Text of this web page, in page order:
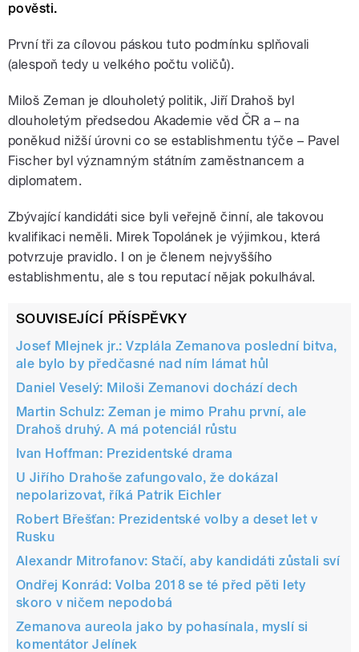
pověsti.
První tři za cílovou páskou tuto podmínku splňovali
(alespoň tedy u velkého počtu voličů).
Miloš Zeman je dlouholetý politik, Jiří Drahoš byl
dlouholetým předsedou Akademie věd ČR a – na
poněkud nižší úrovni co se establishmentu týče – Pavel
Fischer byl významným státním zaměstnancem a
diplomatem.
Zbývající kandidáti sice byli veřejně činní, ale takovou
kvalifikaci neměli. Mirek Topolánek je výjimkou, která
potvrzuje pravidlo. I on je členem nejvyššího
establishmentu, ale s tou reputací nějak pokulhával.
SOUVISEJÍCÍ PŘÍSPĚVKY
Josef Mlejnek jr.: Vzplála Zemanova poslední bitva,
ale bylo by předčasné nad ním lámat hůl
Daniel Veselý: Miloši Zemanovi dochází dech
Martin Schulz: Zeman je mimo Prahu první, ale
Drahoš druhý. A má potenciál růstu
Ivan Hoffman: Prezidentské drama
U Jiřího Drahoše zafungovalo, že dokázal
nepolarizovat, říká Patrik Eichler
Robert Břešťan: Prezidentské volby a deset let v
Rusku
Alexandr Mitrofanov: Stačí, aby kandidáti zůstali sví
Ondřej Konrád: Volba 2018 se té před pěti lety
skoro v ničem nepodobá
Zemanova aureola jako by pohasínala, myslí si
komentátor Jelínek